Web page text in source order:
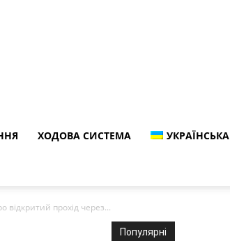
ХОДОВА СИСТЕМА УКРАЇНСЬКА
відкритий прохід через...
Популярні